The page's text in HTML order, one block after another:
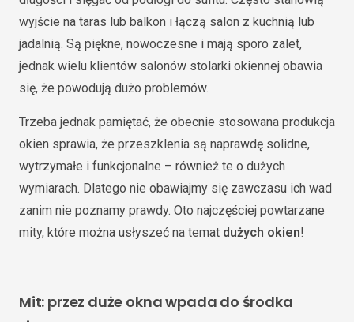
wyjście na taras lub balkon i łączą salon z kuchnią lub
jadalnią. Są piękne, nowoczesne i mają sporo zalet,
jednak wielu klientów salonów stolarki okiennej obawia
się, że powodują dużo problemów.
Trzeba jednak pamiętać, że obecnie stosowana produkcja
okien sprawia, że przeszklenia są naprawdę solidne,
wytrzymałe i funkcjonalne – również te o dużych
wymiarach. Dlatego nie obawiajmy się zawczasu ich wad
zanim nie poznamy prawdy. Oto najczęściej powtarzane
mity, które można usłyszeć na temat dużych okien!
Mit: przez duże okna wpada do środka